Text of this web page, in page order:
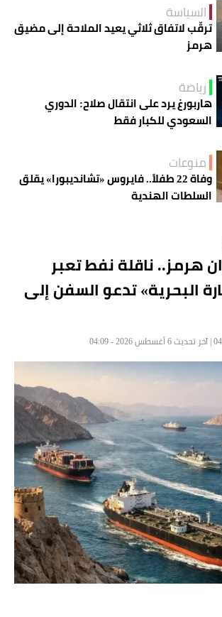
السياسة
ترقّب لاتفاق ثلاثي يعيد الملاحة إلى مضيق
هرمز
رياضة
هاربورغ يرد على انتقال صلاح: الدوري
السعودي للكبار فقط
منوعات
وفاة 22 طفلاً.. فايروس «تشانديبورا» يقلق
السلطات الهندية
هرمز.. ناقلة نفط تعبر
البحرية» تدعو السفن إلى